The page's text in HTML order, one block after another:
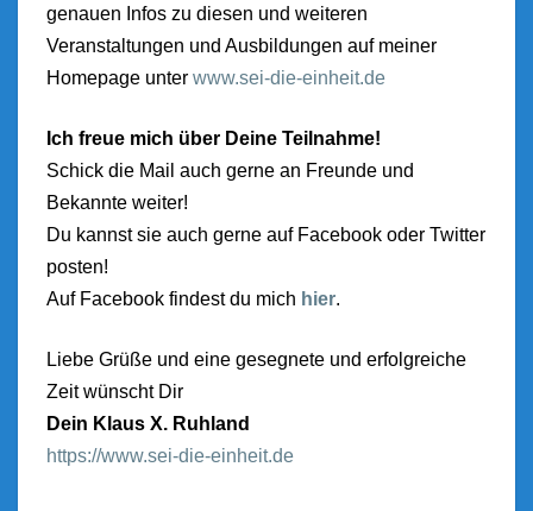
genauen Infos zu diesen und weiteren
Veranstaltungen und Ausbildungen auf meiner
Homepage unter www.sei-die-einheit.de
Ich freue mich über Deine Teilnahme!
Schick die Mail auch gerne an Freunde und
Bekannte weiter!
Du kannst sie auch gerne auf Facebook oder Twitter
posten!
Auf Facebook findest du mich hier.
Liebe Grüße und eine gesegnete und erfolgreiche
Zeit wünscht Dir
Dein Klaus X. Ruhland
https://www.sei-die-einheit.de